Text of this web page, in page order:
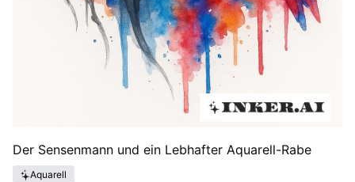
Der Sensenmann und ein Lebhafter Aquarell-Rabe
Aquarell